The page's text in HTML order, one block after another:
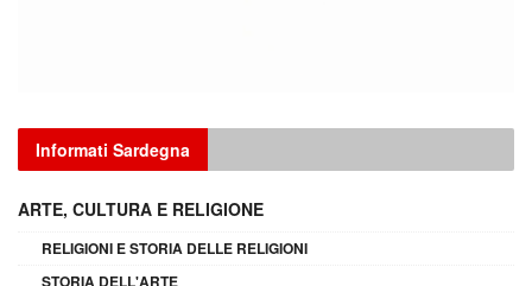
Informati Sardegna
ARTE, CULTURA E RELIGIONE
RELIGIONI E STORIA DELLE RELIGIONI
STORIA DELL'ARTE